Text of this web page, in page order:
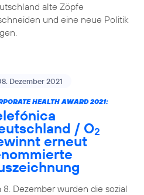
alte Zöpfe
und eine neue Politik
Dezember 2021
HEALTH AWARD 2021:
/ O2
erneut
8. Dezember wurden die sozial